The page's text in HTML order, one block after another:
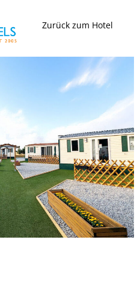
springen
Zurück zum Hotel